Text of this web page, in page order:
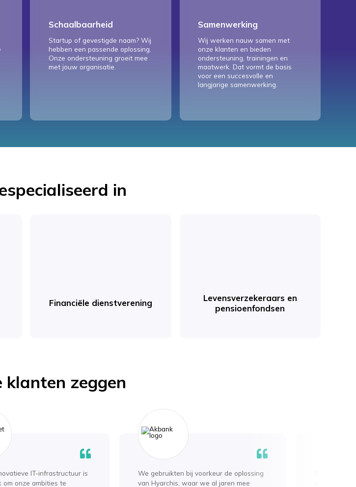
Schaalbaarheid
Startup of gevestigde naam? Wij
hebben een passende oplossing.
Onze ondersteuning groeit mee
met jouw organisatie.
Samenwerking
Wij werken nauw samen met
onze klanten en bieden
ondersteuning, trainingen en
maatwerk. Dat vormt de basis
voor een succesvolle en
langjarige samenwerking.
in
Financiële dienstverening
Levensverzekeraars en
pensioenfondsen
klanten zeggen
IT-infrastructuur is
om onze ambities te
We gebruikten bij voorkeur de oplossing
van Hyarchis, waar we al jaren mee